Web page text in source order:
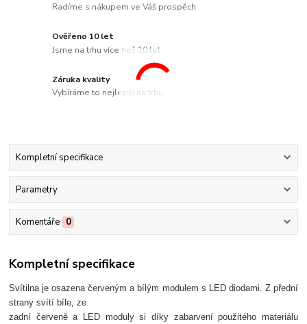
Radíme s nákupem ve Váš prospěch
Ověřeno 10 let
Jsme na trhu více než 10 let
Záruka kvality
Vybíráme to nejlepší na trhu
Kompletní specifikace
Parametry
Komentáře 0
Kompletní specifikace
Svítilna je osazena červeným a bílým modulem s LED diodami. Z přední
strany svítí bíle, ze
zadní červeně a LED moduly si díky zabarvení použitého materiálu